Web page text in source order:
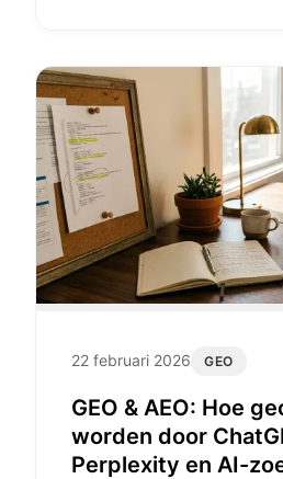
22 februari 2026 GEO
GEO & AEO: Hoe
worden door
Perplexity en AI-